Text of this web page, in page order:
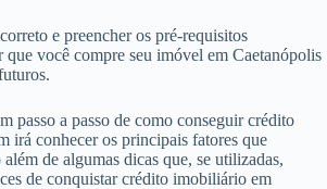
e preencher os pré-requisitos
que você compre seu imóvel em Caetanópolis
passo a passo de como conseguir crédito
irá conhecer os principais fatores que
de algumas dicas que, se utilizadas,
de conquistar crédito imobiliário em